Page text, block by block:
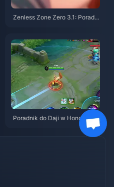
Zenless Zone Zero 3.1: Poradni
Poradnik do Daji w Honor of Ki
ngs: 10 najlepszych trików | si